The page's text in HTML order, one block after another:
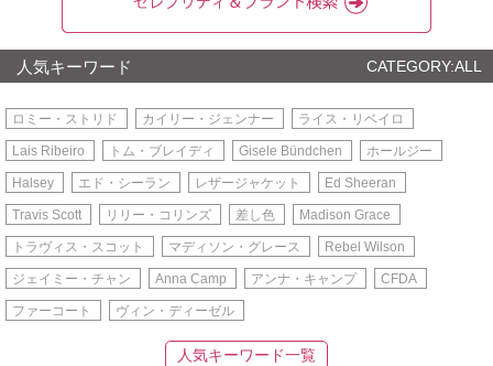
人気キーワード CATEGORY:ALL
ロミー・ストリド カイリー・ジェンナー ライス・リベイロ
Lais Ribeiro トム・ブレイディ Gisele Bündchen ホールジー
Halsey エド・シーラン レザージャケット Ed Sheeran
Travis Scott リリー・コリンズ 差し色 Madison Grace
トラヴィス・スコット マディソン・グレース Rebel Wilson
ジェイミー・チャン Anna Camp アンナ・キャンプ CFDA
ファーコート ヴィン・ディーゼル
人気キーワード一覧